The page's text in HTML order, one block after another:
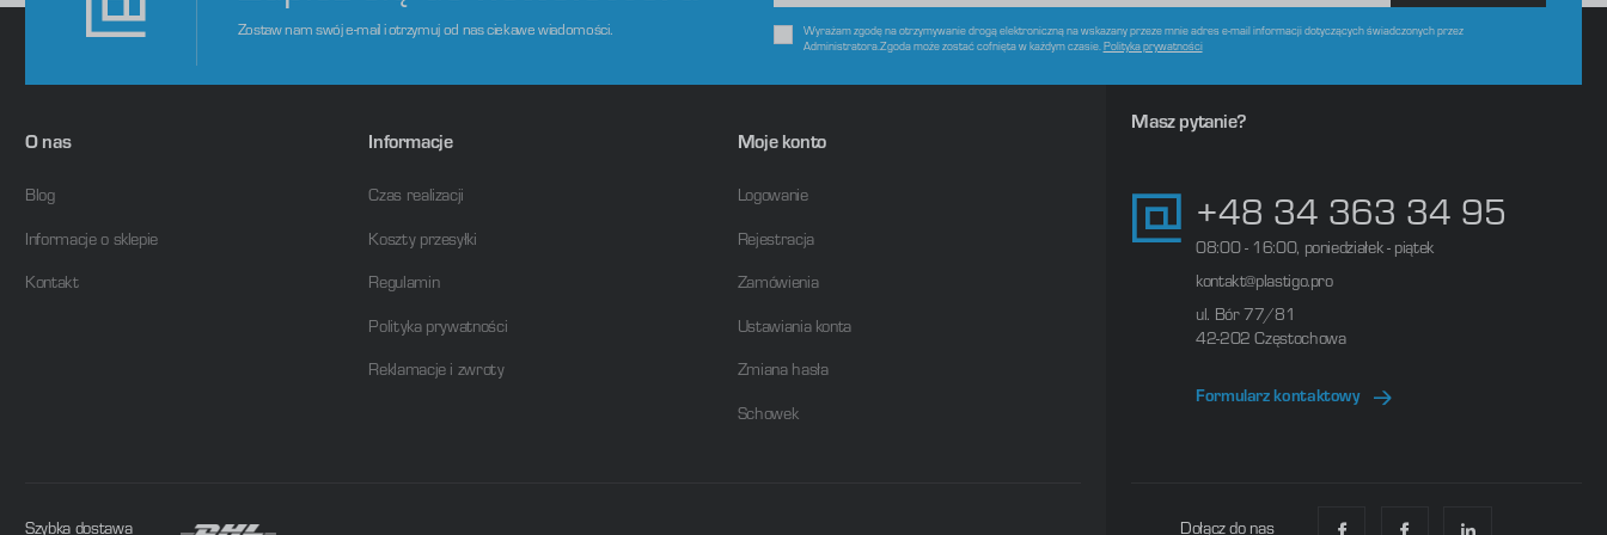
Zostaw nam swój e-mail i otrzymuj od nas ciekawe wiadomości.
Wyrażam zgodę na otrzymywanie drogą elektroniczną na wskazany przeze mnie adres e-mail informacji dotyczących świadczonych przez
Administratora.Zgoda może zostać cofnięta w każdym czasie. Polityka prywatności
O nas
Blog
Informacje o sklepie
Kontakt
Informacje
Czas realizacji
Koszty przesyłki
Regulamin
Polityka prywatności
Reklamacje i zwroty
Moje konto
Logowanie
Rejestracja
Zamówienia
Ustawiania konta
Zmiana hasła
Schowek
Masz pytanie?
+48 34 363 34 95
08:00 - 16:00, poniedziałek - piątek
kontakt@plastigo.pro
ul. Bór 77/81
42-202 Częstochowa
Formularz kontaktowy
Szybka dostawa Dołącz do nas